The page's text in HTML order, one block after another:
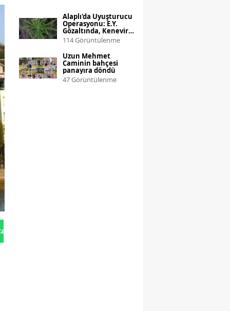
Gönder
Alaplı'da Uyuşturucu
Operasyonu: E.Y.
Gözaltında, Kenevir
ve Esrar Ele Geçirildi
114 Görüntülenme
Uzun Mehmet
Caminin bahçesi
panayıra döndü
47 Görüntülenme